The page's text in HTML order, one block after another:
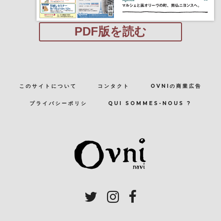
PDF版を読む
このサイトについて コンタクト OVNIの商業広告
プライバシーポリシ QUI SOMMES-NOUS ?